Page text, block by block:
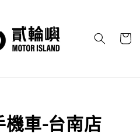
車-台南店